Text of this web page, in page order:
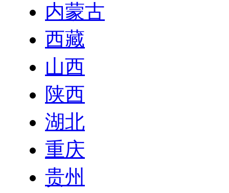
内蒙古
西藏
山西
陕西
湖北
重庆
贵州